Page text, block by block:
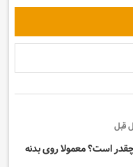
است؟ معمولا روی بدنه